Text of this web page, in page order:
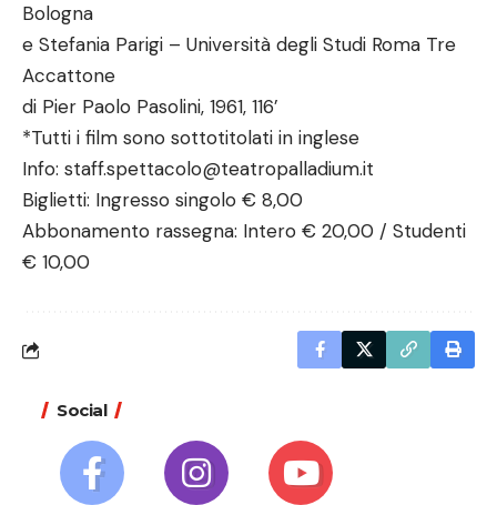
Bologna
e Stefania Parigi – Università degli Studi Roma Tre
Accattone
di Pier Paolo Pasolini, 1961, 116’
*Tutti i film sono sottotitolati in inglese
Info: staff.spettacolo@teatropalladium.it
Biglietti: Ingresso singolo € 8,00
Abbonamento rassegna: Intero € 20,00 / Studenti
€ 10,00
Social